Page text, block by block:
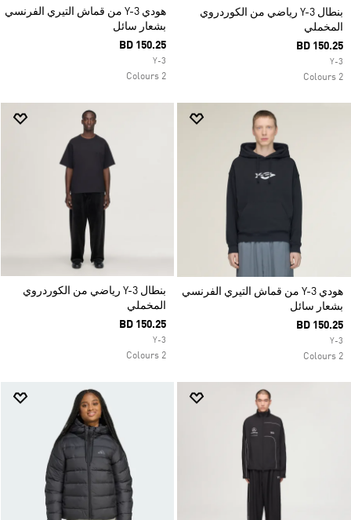
بنطال Y-3 رياضي من الكوردروي
المخملي
BD 150.25
Y-3
2 Colours
هودي Y-3 من قماش التيري الفرنسي
بشعار سائل
BD 150.25
Y-3
2 Colours
هودي Y-3 من قماش التيري الفرنسي
بشعار سائل
BD 150.25
Y-3
2 Colours
بنطال Y-3 رياضي من الكوردروي
المخملي
BD 150.25
Y-3
2 Colours